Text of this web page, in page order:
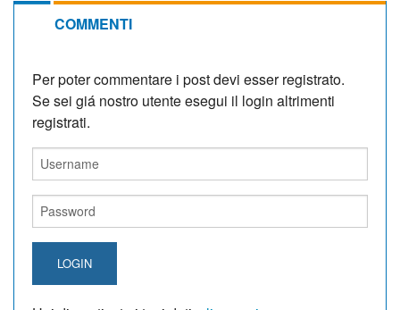
COMMENTI
Per poter commentare i post devi esser registrato.
Se sei giá nostro utente esegui il login altrimenti
registrati.
LOGIN